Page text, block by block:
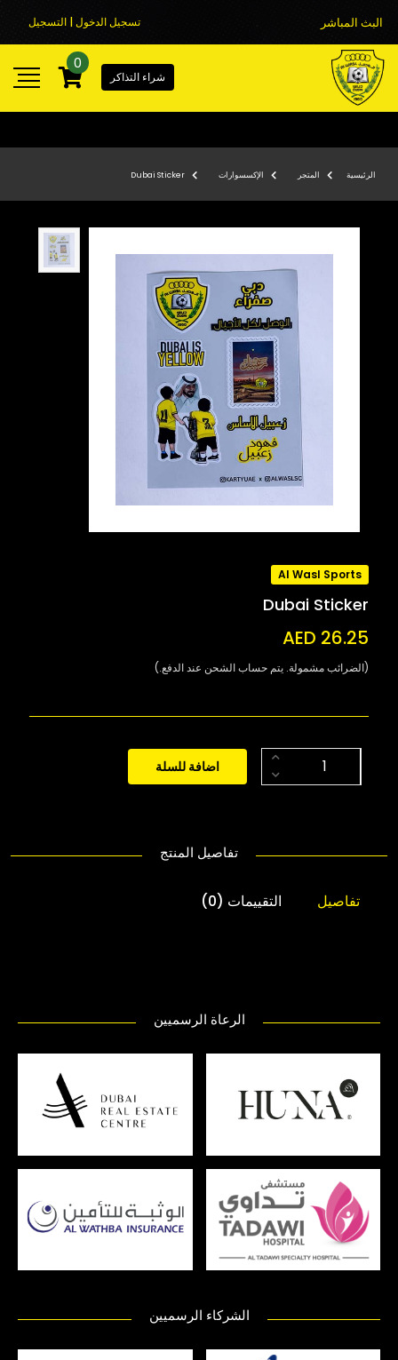
البث المباشر تسجيل الدخول | التسجيل
شراء التذاكر
0
الرئيسية المتجر الإكسسوارات Dubai Sticker
Al Wasl Sports
Dubai Sticker
AED 26.25
(الضرائب مشمولة. يتم حساب الشحن عند الدفع.)
اضافة للسلة
تفاصيل المنتج
تفاصيل التقييمات (0)
الرعاة الرسميين
الشركاء الرسميين